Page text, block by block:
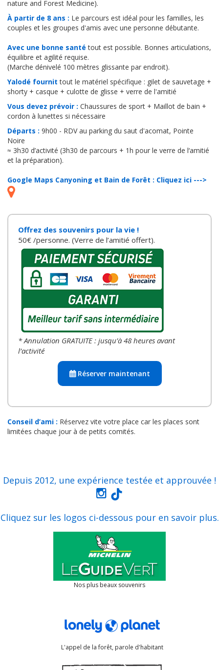
cordon à lunettes si nécessaire
Départs : 9h00 - RDV au parking du saut d'acomat, Pointe
Noire
≈ 3h30 d’activité (3h30 de parcours + 1h pour le verre de l‘amitié
et la préparation).
Google Maps Canyoning et Bain de Forêt : Cliquez ici --->
50€ /personne. (Verre de l’amitié offert).
* Annulation GRATUITE : jusqu’à 48 heures avant
l’activité
Réserver maintenant
Conseil d’ami :Réservez vite votre place car les places sont
limitées chaque jour à de petits comités.
Depuis 2012, une expérience testée et approuvée !
Cliquez sur les logos ci-dessous pour en savoir plus.
Nos plus beaux souvenirs
L'appel de la forêt, parole d'habitant
4,9 + de 1304 avis